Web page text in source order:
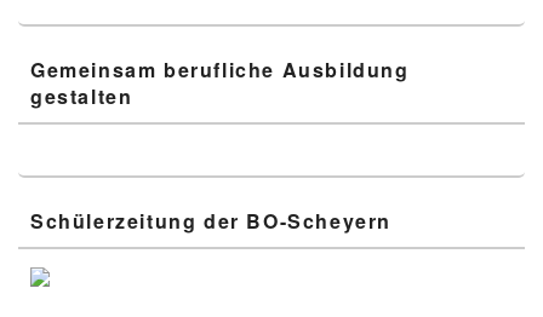
Gemeinsam berufliche Ausbildung
gestalten
Schülerzeitung der BO-Scheyern